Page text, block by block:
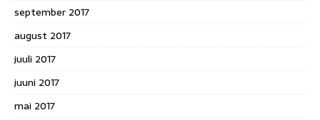
september 2017
august 2017
juuli 2017
juuni 2017
mai 2017